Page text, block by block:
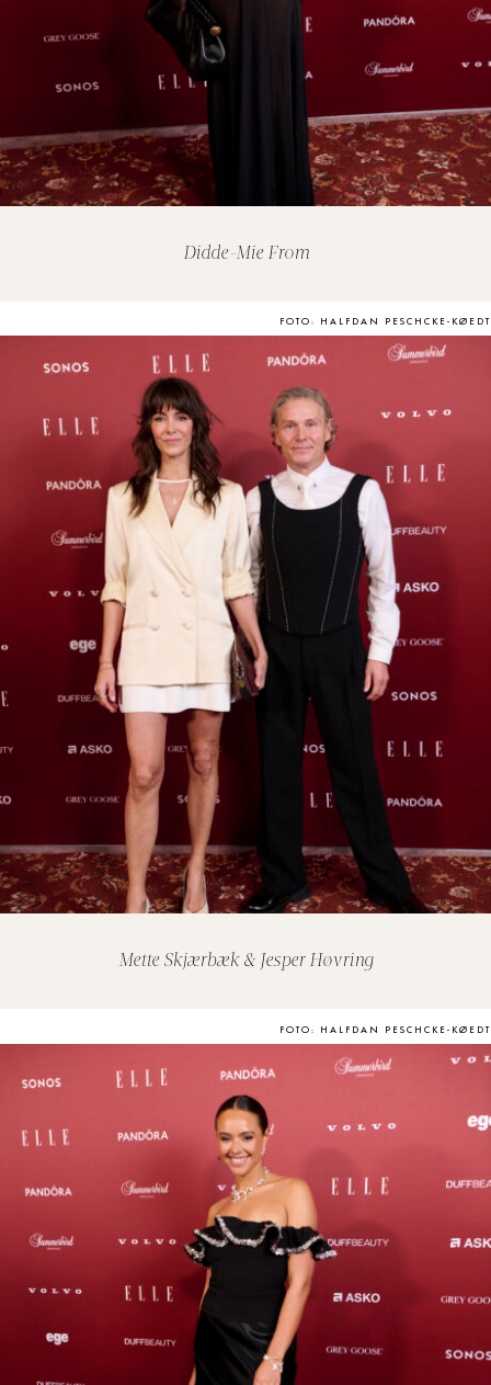
Didde-Mie From
FOTO: HALFDAN PESCHCKE-KØEDT
Mette Skjærbæk & Jesper Høvring
FOTO: HALFDAN PESCHCKE-KØEDT